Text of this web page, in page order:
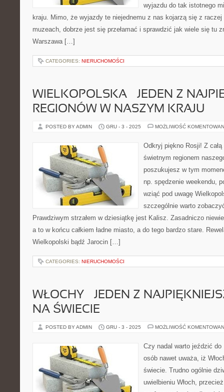
wyjazdu do tak istotnego
kraju. Mimo, że wyjazdy te niejednemu z nas kojarzą się z
muzeach, dobrze jest się przełamać i sprawdzić jak wiele się tu
Warszawa […]
CATEGORIES: NIERUCHOMOŚCI
WIELKOPOLSKA – JEDEN Z
REGIONÓW W NASZYM KRAJU
POSTED BY ADMIN GRU - 3 - 2025 MOŻLIWOŚĆ
Odkryj piękno Rosji! Z
świetnym regionem
poszukujesz w tym
np. spędzenie weekendu,
wziąć pod uwagę
szczególnie warto
Prawdziwym strzałem w dziesiątkę jest Kalisz. Zasadniczo
a to w końcu całkiem ładne miasto, a do tego bardzo stare.
Wielkopolski bądź Jarocin […]
CATEGORIES: NIERUCHOMOŚCI
WŁOCHY – JEDEN Z
NA ŚWIECIE
POSTED BY ADMIN GRU - 3 - 2025 MOŻLIWOŚĆ
Czy nadal warto jeździć do
osób nawet uważa, iż
świecie. Trudno ogólnie
uwielbieniu Włoch,